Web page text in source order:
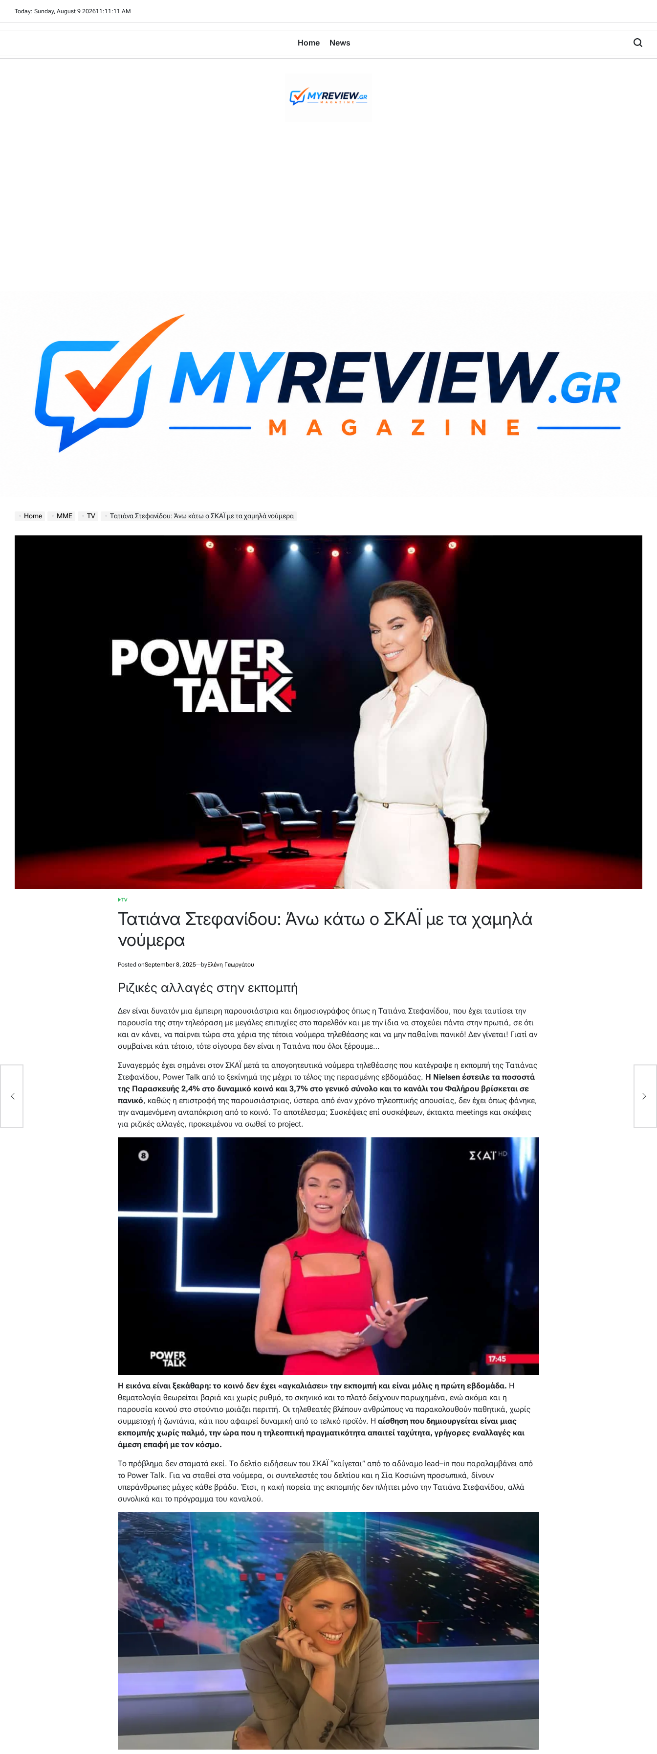
content
Today: Sunday, August 9 202611 :11 :13 AM
Home News
Home ΜΜΕ TV Τατιάνα Στεφανίδου: Άνω κάτω ο ΣΚΑΪ με τα χαμηλά νούμερα
POSTED
TV
Τατιάνα Στεφανίδου: Άνω κάτω ο ΣΚΑΪ με τα χαμηλά
νούμερα
Posted onSeptember 8, 2025 byΕλένη Γεωργάτου
Ριζικές αλλαγές στην εκπομπή
Δεν είναι δυνατόν μια έμπειρη παρουσιάστρια και δημοσιογράφος όπως η Τατιάνα Στεφανίδου, που έχει ταυτίσει την
παρουσία της στην τηλεόραση με μεγάλες επιτυχίες στο παρελθόν και με την ίδια να στοχεύει πάντα στην πρωτιά, σε ότι
και αν κάνει, να παίρνει τώρα στα χέρια της τέτοια νούμερα τηλεθέασης και να μην παθαίνει πανικό! Δεν γίνεται! Γιατί αν
συμβαίνει κάτι τέτοιο, τότε σίγουρα δεν είναι η Τατιάνα που όλοι ξέρουμε…
Συναγερμός έχει σημάνει στον ΣΚΑΪ μετά τα απογοητευτικά νούμερα τηλεθέασης που κατέγραψε η εκπομπή της Τατιάνας
Στεφανίδου, Power Talk από το ξεκίνημά της μέχρι το τέλος της περασμένης εβδομάδας. Η Nielsen έστειλε τα ποσοστά
της Παρασκευής 2,4% στο δυναμικό κοινό και 3,7% στο γενικό σύνολο και το κανάλι του Φαλήρου βρίσκεται σε
πανικό, καθώς η επιστροφή της παρουσιάστριας, ύστερα από έναν χρόνο τηλεοπτικής απουσίας, δεν έχει όπως φάνηκε,
την αναμενόμενη ανταπόκριση από το κοινό. Το αποτέλεσμα; Συσκέψεις επί συσκέψεων, έκτακτα meetings και σκέψεις
για ριζικές αλλαγές, προκειμένου να σωθεί το project.
Η εικόνα είναι ξεκάθαρη: το κοινό δεν έχει «αγκαλιάσει» την εκπομπή και είναι μόλις η πρώτη εβδομάδα. Η
θεματολογία θεωρείται βαριά και χωρίς ρυθμό, το σκηνικό και το πλατό δείχνουν παρωχημένα, ενώ ακόμα και η
παρουσία κοινού στο στούντιο μοιάζει περιττή. Οι τηλεθεατές βλέπουν ανθρώπους να παρακολουθούν παθητικά, χωρίς
συμμετοχή ή ζωντάνια, κάτι που αφαιρεί δυναμική από το τελικό προϊόν. Η αίσθηση που δημιουργείται είναι μιας
εκπομπής χωρίς παλμό, την ώρα που η τηλεοπτική πραγματικότητα απαιτεί ταχύτητα, γρήγορες εναλλαγές και
άμεση επαφή με τον κόσμο.
Το πρόβλημα δεν σταματά εκεί. Το δελτίο ειδήσεων του ΣΚΑΪ “καίγεται” από το αδύναμο lead–in που παραλαμβάνει από
το Power Talk. Για να σταθεί στα νούμερα, οι συντελεστές του δελτίου και η Σία Κοσιώνη προσωπικά, δίνουν
υπεράνθρωπες μάχες κάθε βράδυ. Έτσι, η κακή πορεία της εκπομπής δεν πλήττει μόνο την Τατιάνα Στεφανίδου, αλλά
συνολικά και το πρόγραμμα του καναλιού.